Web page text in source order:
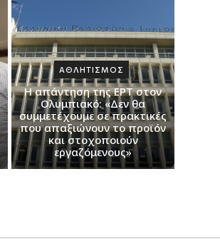
ΑΘΛΗΤΙΣΜΟΣ
Η απάντηση της ΕΡΤ στον
Ολυμπιακό: «Δεν θα
συμμετέχουμε σε πρακτικές
που απαξιώνουν το προϊόν
και στοχοποιούν
εργαζόμενους»